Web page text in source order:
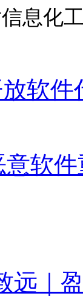
息化
软件
意软
远｜